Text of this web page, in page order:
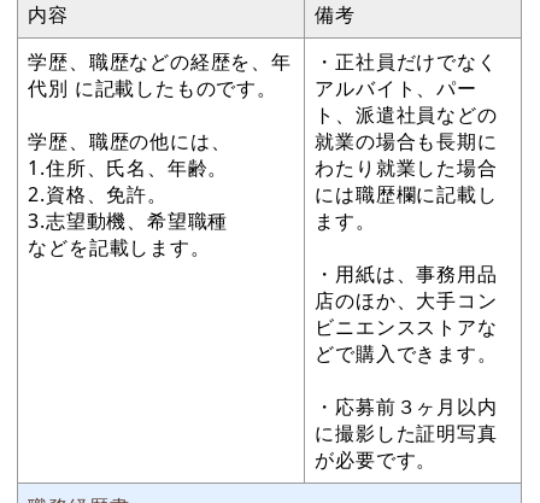
内容
備考
学歴、職歴などの経歴を、年
代別 に記載したものです。
学歴、職歴の他には、
1.住所、氏名、年齢。
2.資格、免許。
3.志望動機、希望職種
などを記載します。
・正社員だけでなく
アルバイト、パー
ト、派遣社員などの
就業の場合も長期に
わたり就業した場合
には職歴欄に記載し
ます。
・用紙は、事務用品
店のほか、大手コン
ビニエンスストアな
どで購入できます。
・応募前３ヶ月以内
に撮影した証明写真
が必要です。